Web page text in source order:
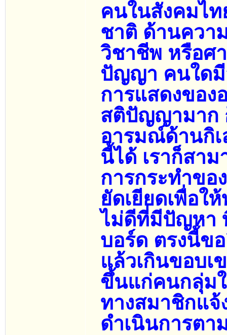
คนในสังคมไ
ชาติ ด้านควา
วิชาชีพ หรือศ
ปัญญา คนใด
การแสดงขอ
สติปัญญามาก
อารมณ์ด้านกิเ
นี้ได้ เราก็สา
การกระทำขอ
ยัดเยียดเพื่อใ
ไม่ดีที่มีปัญหา
บอร์ด ตรงนี้ข
แล้วเกินขอบเ
ขึ้นแก่คนกลุ่ม
ทางสมาชิกแจ้
ดำเนินการตา